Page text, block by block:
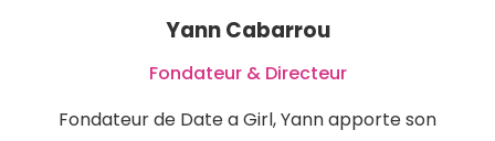
Yann Cabarrou
Fondateur & Directeur
Fondateur de Date a Girl, Yann apporte son